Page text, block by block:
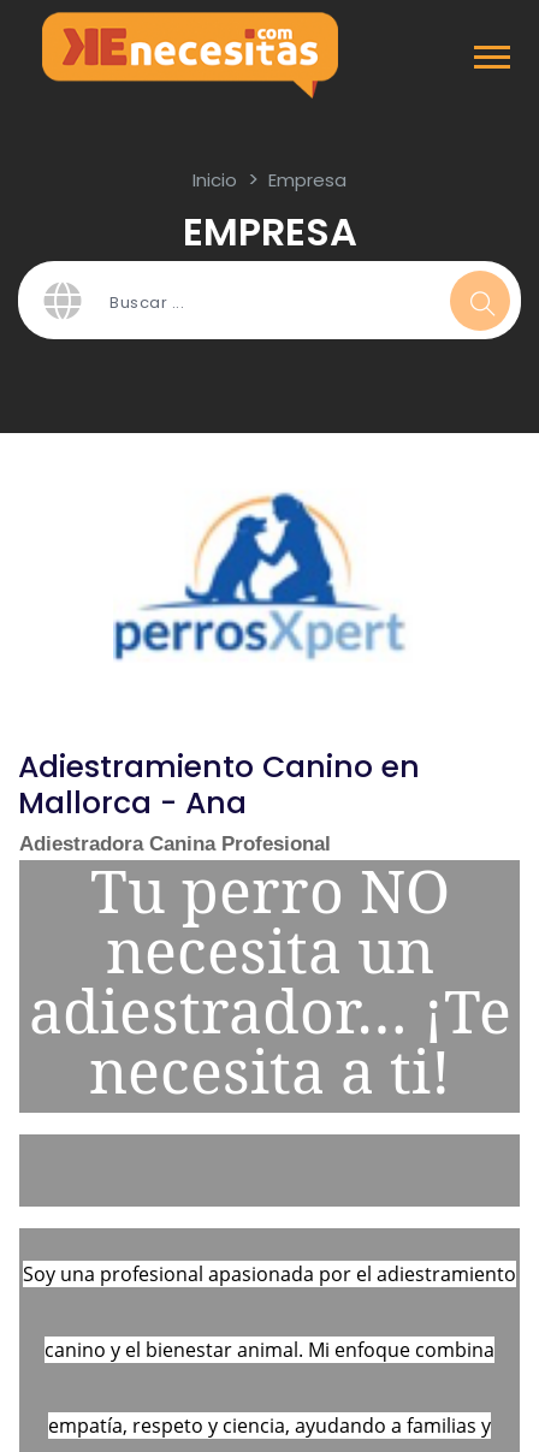
Inicio Empresa
EMPRESA
Adiestramiento Canino en
Mallorca - Ana
Adiestradora Canina Profesional
Tu perro NO
necesita un
adiestrador… ¡Te
necesita a ti!
Soy una profesional apasionada por el adiestramiento
canino y el bienestar animal. Mi enfoque combina
empatía, respeto y ciencia, ayudando a familias y